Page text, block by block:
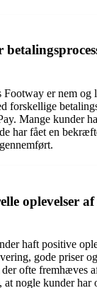
Footway er nem
forskellige
Mange kunder
har fået en
oplevelser
haft positive
gode priser
ofte fremhæves
at nogle kunder har